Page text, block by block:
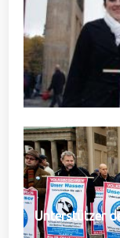
Unterstützer